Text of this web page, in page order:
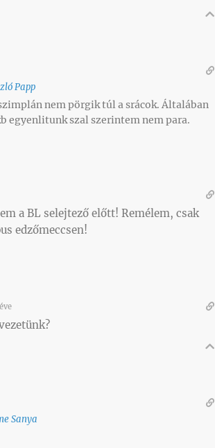
Papp
nem pörgik túl a srácok. Általában
egyenlitunk szal szerintem nem para.
a BL selejtező előtt! Remélem, csak
edzőmeccsen!
Sanya